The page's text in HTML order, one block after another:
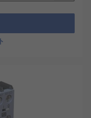
します。対し
や位置を直接検
が特定の位置
のに適してお
体製造装置の
ットスイッチ